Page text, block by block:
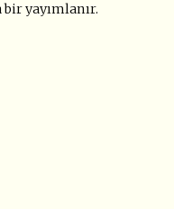
yayımlanır.